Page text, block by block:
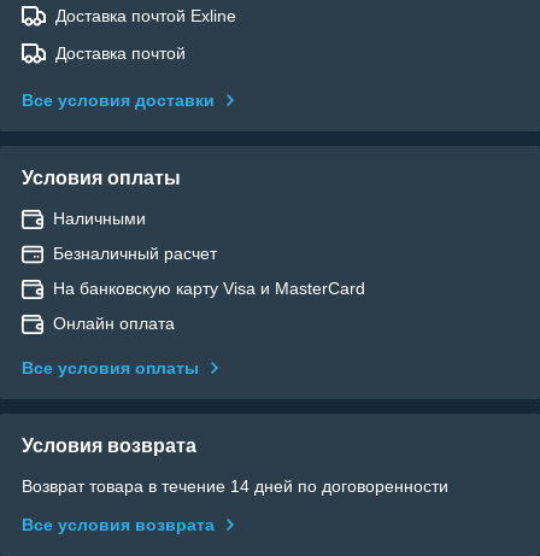
Доставка почтой Exline
Доставка почтой
Все условия доставки
Условия оплаты
Наличными
Безналичный расчет
На банковскую карту Visa и MasterCard
Онлайн оплата
Все условия оплаты
Условия возврата
Возврат товара в течение 14 дней по договоренности
Все условия возврата